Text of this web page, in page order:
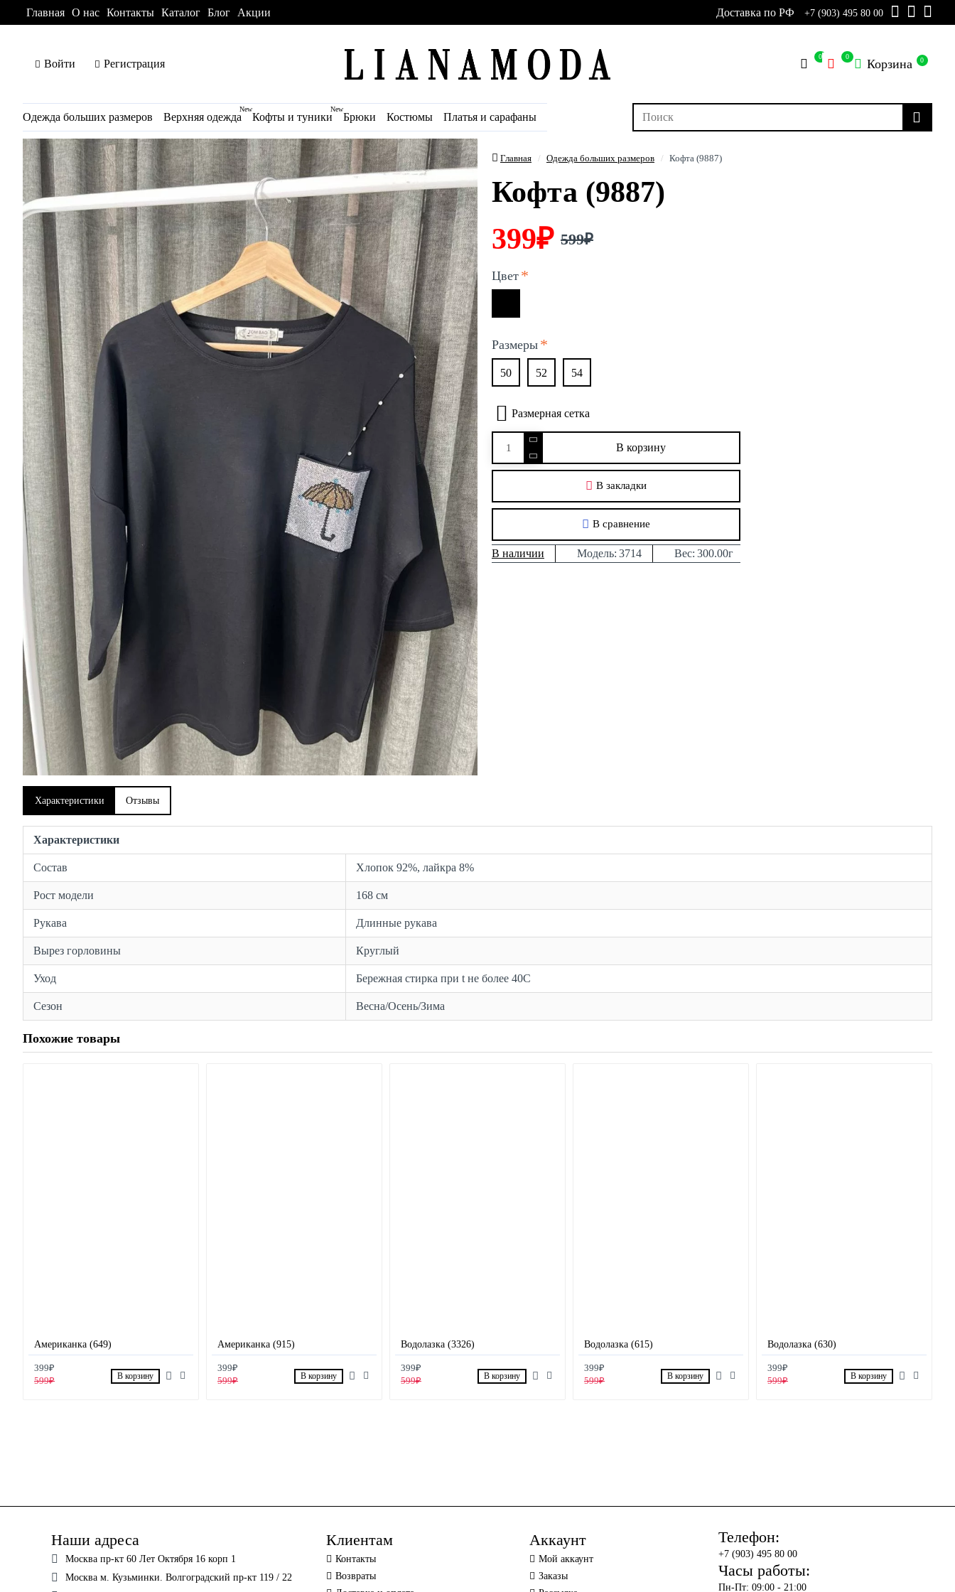
Главная О нас Контакты Каталог Блог Акции Доставка по РФ +7 (903) 495 80 00
Войти Регистрация
0 0 Корзина 0
Одежда больших размеров Верхняя одежда
New
Кофты и туники
New
Брюки Костюмы Платья и сарафаны
Главная Одежда больших размеров Кофта (9887)
Кофта (9887)
В наличии Модель: 3714 Вес: 300.00г
399₽ 599₽
Цвет
Размеры
50 52 54
В корзину
В закладки
В сравнение
Размерная сетка
Характеристики Отзывы
Характеристики
Состав Хлопок 92%, лайкра 8%
Рост модели 168 см
Рукава Длинные рукава
Вырез горловины Круглый
Уход Бережная стирка при t не более 40С
Сезон Весна/Осень/Зима
Похожие товары
Американка (649)
399₽
599₽
В корзину
Американка (915)
399₽
599₽
В корзину
Водолазка (3326)
399₽
599₽
В корзину
Водолазка (615)
399₽
599₽
В корзину
Водолазка (630)
399₽
599₽
В корзину
Наши адреса
Москва пр-кт 60 Лет Октября 16 корп 1
Москва м. Кузьминки. Волгоградский пр-кт 119 / 22
Клиентам
Контакты
Возвраты
Аккаунт
Мой аккаунт
Заказы
Телефон:
+7 (903) 495 80 00
Часы работы:
Пн-Пт: 09:00 - 21:00